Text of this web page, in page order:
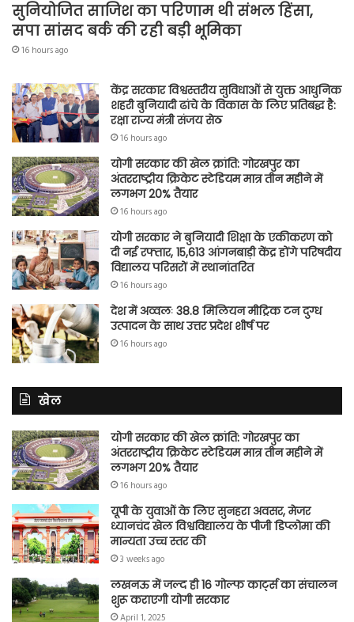
सुनियोजित साजिश का परिणाम थी संभल हिंसा,
सपा सांसद बर्क की रही बड़ी भूमिका
16 hours ago
केंद्र सरकार विश्वस्तरीय सुविधाओं से युक्त आधुनिक
शहरी बुनियादी ढांचे के विकास के लिए प्रतिबद्ध है:
रक्षा राज्य मंत्री संजय सेठ
16 hours ago
योगी सरकार की खेल क्रांति: गोरखपुर का
अंतरराष्ट्रीय क्रिकेट स्टेडियम मात्र तीन महीने में
लगभग 20% तैयार
16 hours ago
योगी सरकार ने बुनियादी शिक्षा के एकीकरण को
दी नई रफ्तार, 15,613 आंगनबाड़ी केंद्र होंगे परिषदीय
विद्यालय परिसरों में स्थानांतरित
16 hours ago
देश में अव्वलः 38.8 मिलियन मीट्रिक टन दुग्ध
उत्पादन के साथ उत्तर प्रदेश शीर्ष पर
16 hours ago
खेल
योगी सरकार की खेल क्रांति: गोरखपुर का
अंतरराष्ट्रीय क्रिकेट स्टेडियम मात्र तीन महीने में
लगभग 20% तैयार
16 hours ago
यूपी के युवाओं के लिए सुनहरा अवसर, मेजर
ध्यानचंद खेल विश्वविद्यालय के पीजी डिप्लोमा की
मान्यता उच्च स्तर की
3 weeks ago
लखनऊ में जल्द ही 16 गोल्फ कार्ट्स का संचालन
शुरू कराएगी योगी सरकार
April 1, 2025